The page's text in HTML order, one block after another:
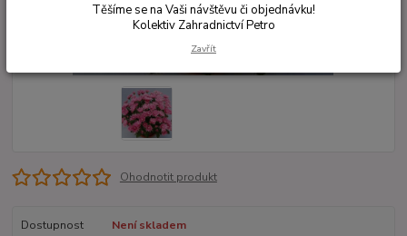
Ohodnotit produkt
Dostupnost
Není skladem
Těšíme se na Vaši návštěvu či objednávku!
Kolektiv Zahradnictví Petro
Zavřít